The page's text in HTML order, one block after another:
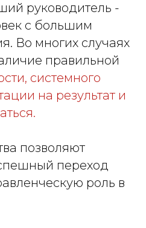
руководитель -
с большим
Во многих случаях
правильной
системного
на результат и
позволяют
переход
роль в